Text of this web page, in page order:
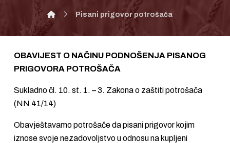
Pisani prigovor potrošača
OBAVIJEST O NAČINU PODNOŠENJA PISANOG
PRIGOVORA POTROŠAČA
Sukladno čl. 10. st. 1. – 3. Zakona o zaštiti potrošača
(NN 41/14)
Obavještavamo potrošače da pisani prigovor kojim
iznose svoje nezadovoljstvo u odnosu na kupljeni